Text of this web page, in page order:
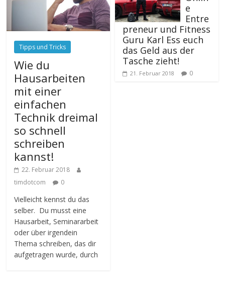
Tipps und Tricks
Wie du
Hausarbeiten
mit einer
einfachen
Technik dreimal
so schnell
schreiben
kannst!
22. Februar 2018
timdotcom
0
Vielleicht kennst du das
selber. Du musst eine
Hausarbeit, Seminararbeit
oder über irgendein
Thema schreiben, das dir
aufgetragen wurde, durch
e
Entre
preneur und Fitness
Guru Karl Ess euch
das Geld aus der
Tasche zieht!
21. Februar 2018 0